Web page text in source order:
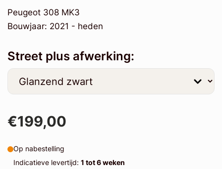
Peugeot 308 MK3
Bouwjaar: 2021 - heden
Street plus afwerking:
€199,00
Op nabestelling
Indicatieve levertijd: 1 tot 6 weken